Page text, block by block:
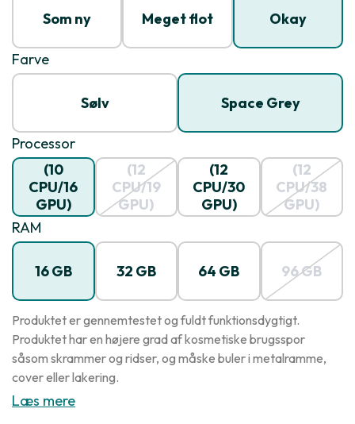
Som ny Meget flot Okay
Farve
Sølv Space Grey
Processor
M2 Pro
(10
CPU/16
GPU)
3.49GHz
(12
CPU/19
GPU)
3.49GHz
(12
CPU/30
GPU)
3.68GHz
(12
CPU/38
GPU)
3.68GHz
RAM
16 GB 32 GB 64 GB 96 GB
Produktet er gennemtestet og fuldt funktionsdygtigt.
Produktet har en højere grad af kosmetiske brugsspor
såsom skrammer og ridser, og måske buler i metalramme,
cover eller lakering.
Læs mere